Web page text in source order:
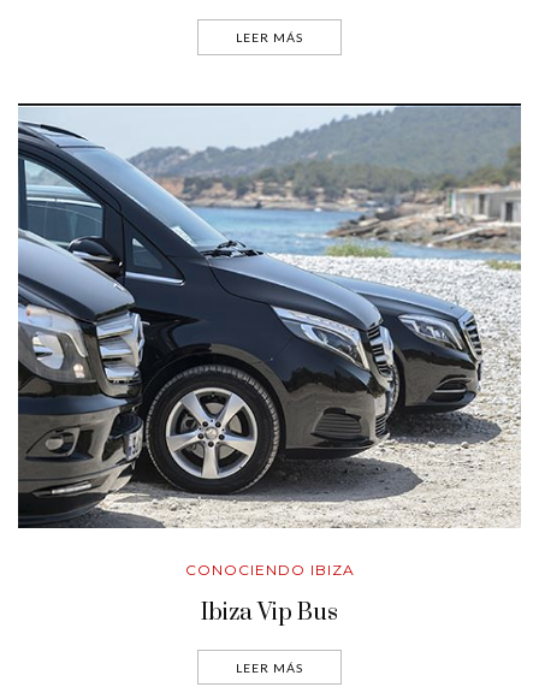
LEER MÁS
CONOCIENDO IBIZA
Ibiza Vip Bus
LEER MÁS